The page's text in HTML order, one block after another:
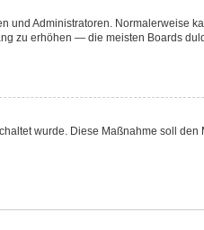
und Administratoren. Normalerweise
zu erhöhen — die meisten Boards
wurde. Diese Maßnahme soll den